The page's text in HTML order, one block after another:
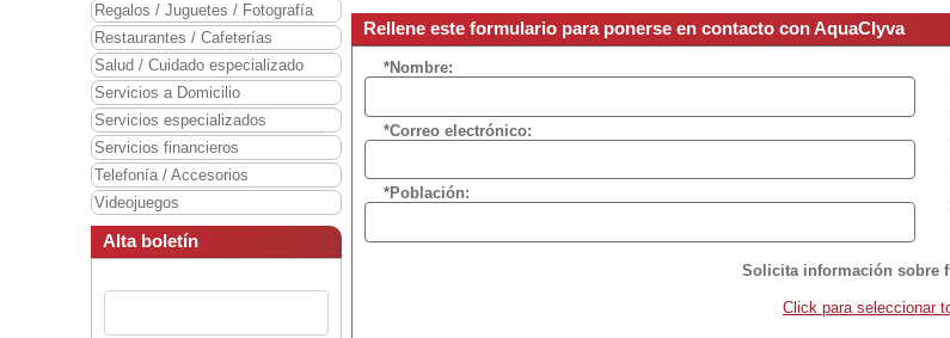
Regalos / Juguetes / Fotografía
Restaurantes / Cafeterías
Salud / Cuidado especializado
Servicios a Domicilio
Servicios especializados
Servicios financieros
Telefonía / Accesorios
Videojuegos
Alta boletín
Rellene este formulario para ponerse en contacto con AquaClyva
*Nombre:
*Correo electrónico:
*Población:
Solicita información sobre
Click para seleccionar